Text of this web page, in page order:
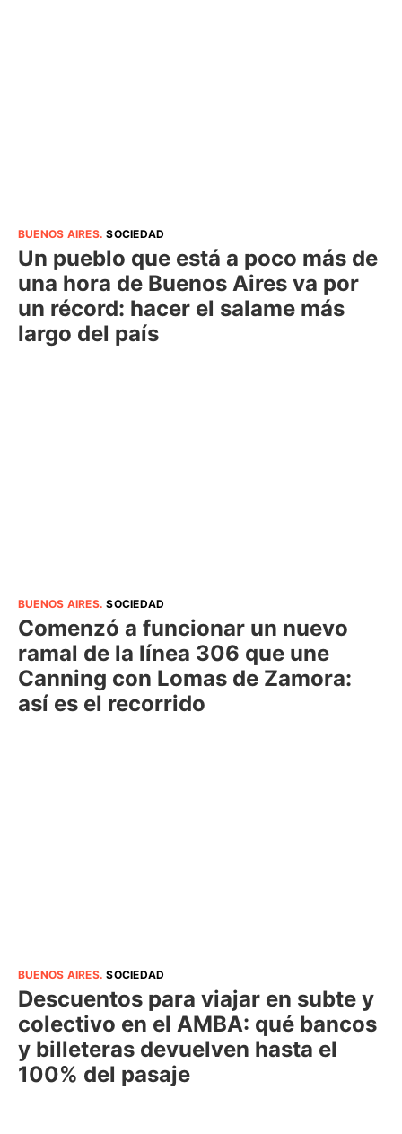
BUENOS AIRES.SOCIEDAD
Un pueblo que está a poco más de
una hora de Buenos Aires va por
un récord: hacer el salame más
largo del país
BUENOS AIRES.SOCIEDAD
Comenzó a funcionar un nuevo
ramal de la línea 306 que une
Canning con Lomas de Zamora:
así es el recorrido
BUENOS AIRES.SOCIEDAD
Descuentos para viajar en subte y
colectivo en el AMBA: qué bancos
y billeteras devuelven hasta el
100% del pasaje